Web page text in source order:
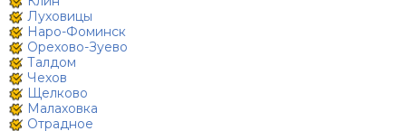
Луховицы
Наро-Фоминск
Орехово-Зуево
Талдом
Чехов
Щелково
Малаховка
Отрадное